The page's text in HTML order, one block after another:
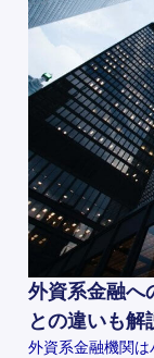
外資系金融へ
との違いも解
外資系金融機関